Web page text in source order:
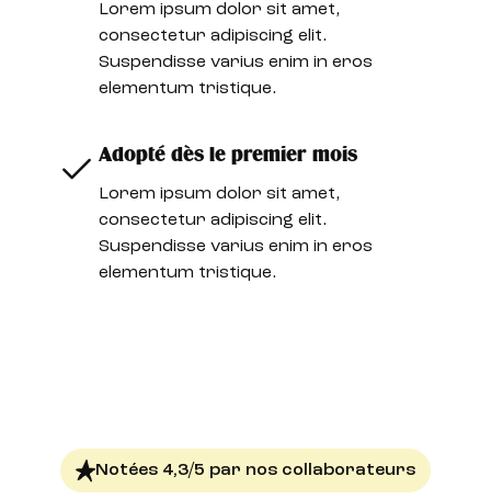
Lorem ipsum dolor sit amet,
consectetur adipiscing elit.
Suspendisse varius enim in eros
elementum tristique.
Adopté dès le premier mois
Lorem ipsum dolor sit amet,
consectetur adipiscing elit.
Suspendisse varius enim in eros
elementum tristique.
Notées 4,3/5 par nos collaborateurs